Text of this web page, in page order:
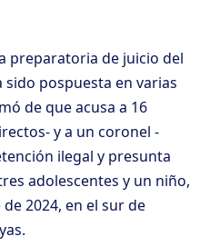
preparatoria de juicio del
sido pospuesta en varias
de que acusa a 16
y a un coronel -
ilegal y presunta
adolescentes y un niño,
2024, en el sur de